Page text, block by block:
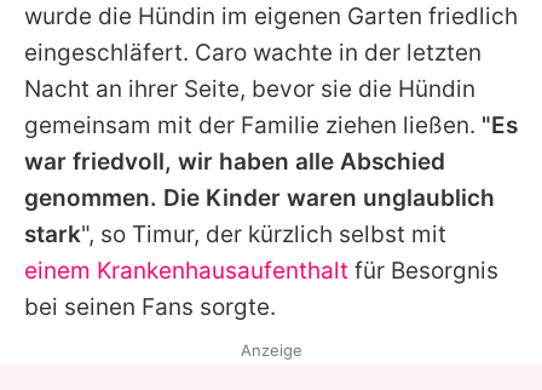
wurde die Hündin im eigenen Garten friedlich
eingeschläfert. Caro wachte in der letzten
Nacht an ihrer Seite, bevor sie die Hündin
gemeinsam mit der Familie ziehen ließen. "Es
war friedvoll, wir haben alle Abschied
genommen. Die Kinder waren unglaublich
stark", so Timur, der kürzlich selbst mit
einem Krankenhausaufenthalt für Besorgnis
bei seinen Fans sorgte.
Anzeige